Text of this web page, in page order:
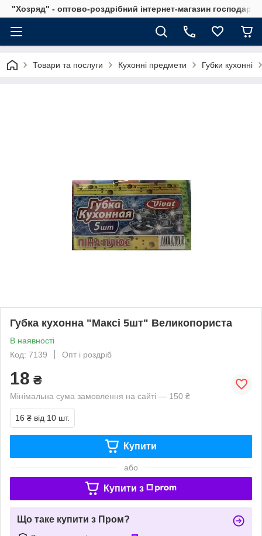
"Хозряд" - оптово-роздрібний інтернет-магазин
Товари та послуги Кухонні предмети Губки кухонні
Губка кухонна "Максі 5шт" Великопориста
В наявності
Код: 7139
Опт і роздріб
18 ₴
Мінімальна сума замовлення на сайті — 150 ₴
16 ₴ від 10 шт.
Купити
або
Купити з
Що таке купити з Пром?